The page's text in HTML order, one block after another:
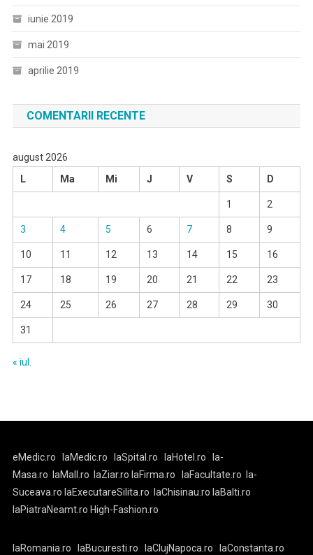
iunie 2019
mai 2019
aprilie 2019
COMENTARII RECENTE
august 2026
L
Ma Mi J V S D
1 2
3 4 5 6 7 8 9
10 11 12 13 14 15 16
17 18 19 20 21 22 23
24 25 26 27 28 29 30
31
« iul.
eMedic.ro laMedic.ro laSpital.ro laHotel.ro
la-
Masa.ro
laMall.ro laZiar.ro laFirma.ro laFacultate.ro
la-
Suceava.ro laExecutareSilita.ro laChisinau.ro laBalti.ro
laPiatraNeamt.ro High-Fashion.ro
laRomania.ro laBucuresti.ro laClujNapoca.ro laConstanta.ro